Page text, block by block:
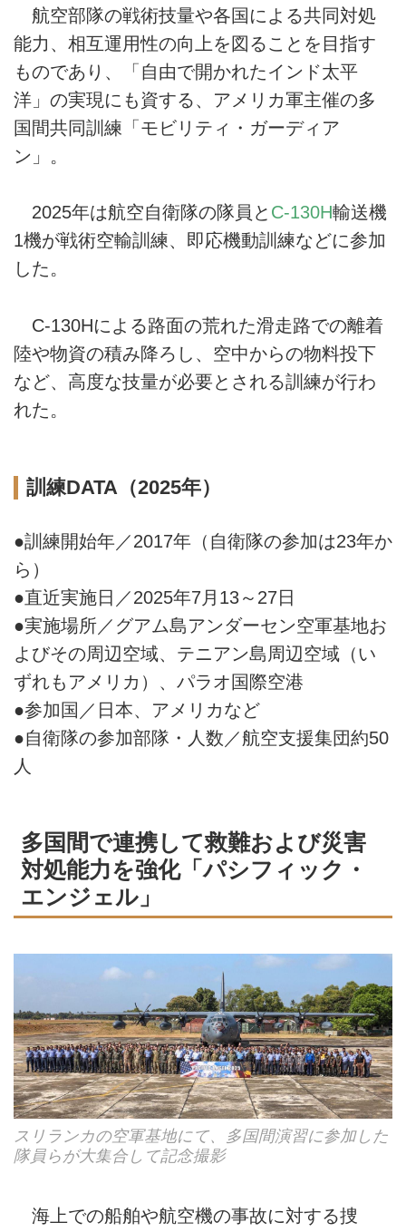
航空部隊の戦術技量や各国による共同対処
能力、相互運用性の向上を図ることを目指す
ものであり、「自由で開かれたインド太平
洋」の実現にも資する、アメリカ軍主催の多
国間共同訓練「モビリティ・ガーディア
ン」。
2025年は航空自衛隊の隊員と C-130H輸送機
1機が戦術空輸訓練、即応機動訓練などに参加
した。
C-130Hによる路面の荒れた滑走路での離着
陸や物資の積み降ろし、空中からの物料投下
など、高度な技量が必要とされる訓練が行わ
れた。
訓練DATA（2025年）
●訓練開始年／2017年（自衛隊の参加は23年か
ら）
●直近実施日／2025年7月13～27日
●実施場所／グアム島アンダーセン空軍基地お
よびその周辺空域、テニアン島周辺空域（い
ずれもアメリカ）、パラオ国際空港
●参加国／日本、アメリカなど
●自衛隊の参加部隊・人数／航空支援集団約50
人
多国間で連携して救難および災害
対処能力を強化「パシフィック・
エンジェル」
スリランカの空軍基地にて、多国間演習に参加した
隊員らが大集合して記念撮影
海上での船舶や航空機の事故に対する捜